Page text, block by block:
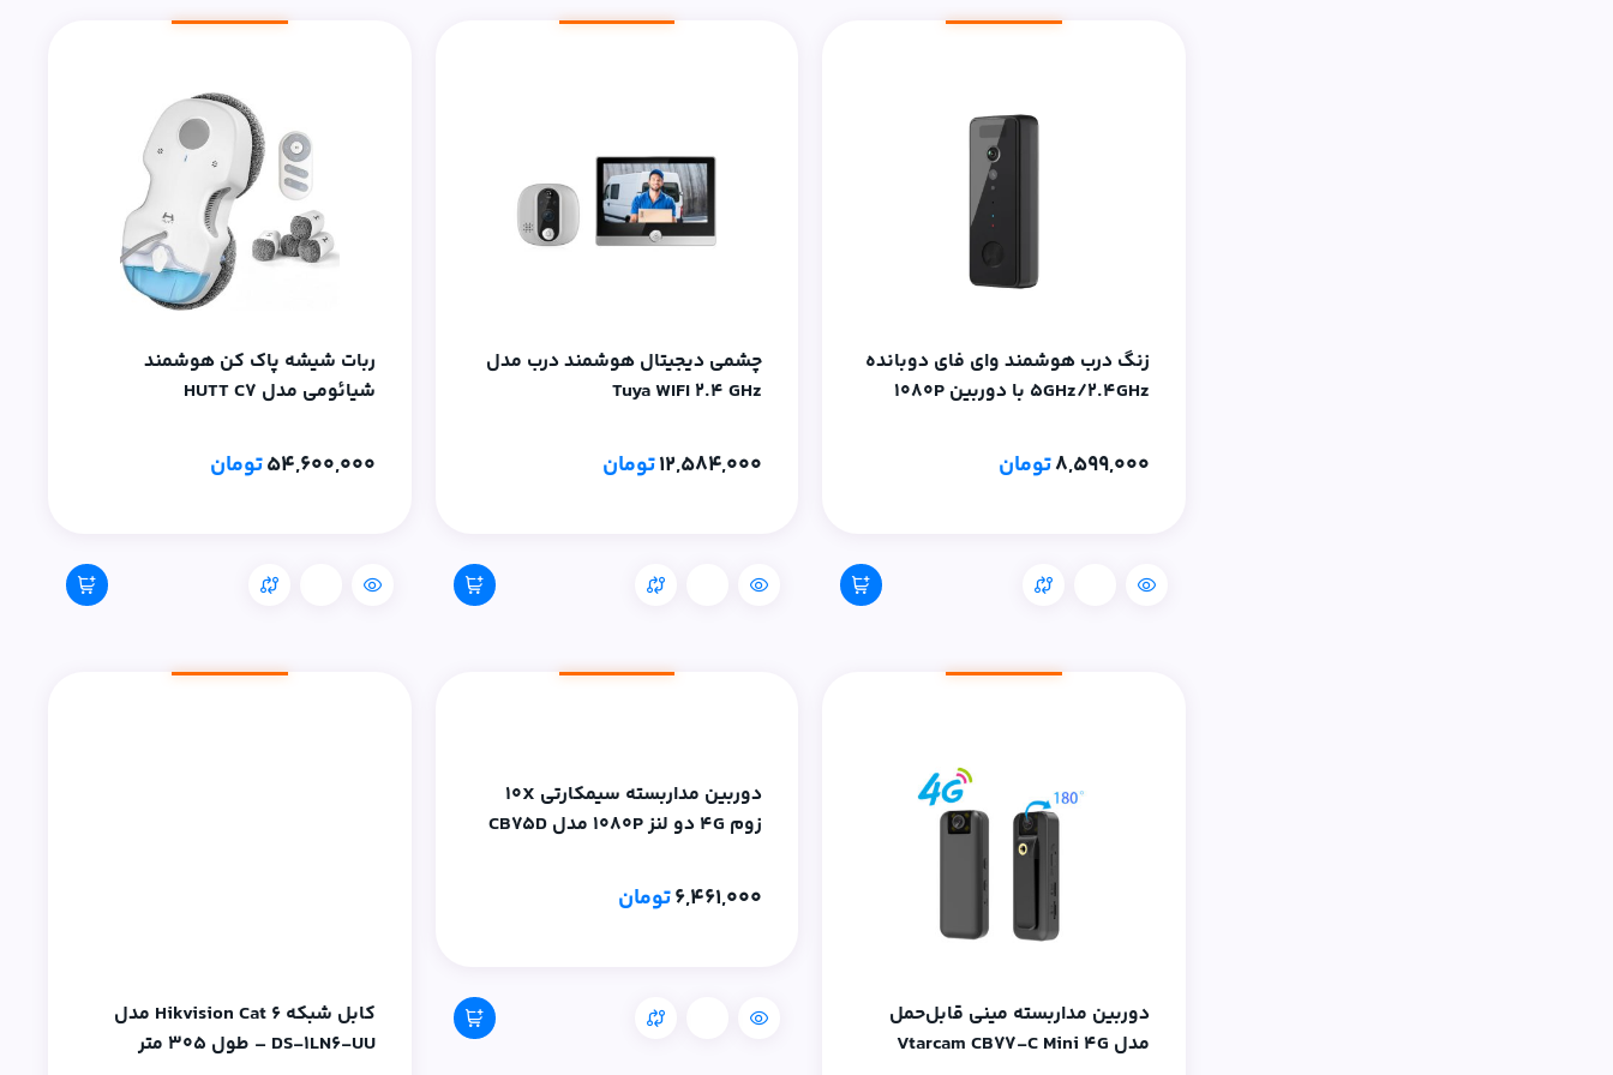
زنگ درب هوشمند وای‌ فای دوبانده
5GHz/2.4GHz با دوربین 1080P
8,599,000تومان
چشمی دیجیتال هوشمند درب مدل
Tuya WIFI 2.4 GHz
12,584,000تومان
ربات شیشه پاک کن هوشمند
شیائومی مدل HUTT C7
54,600,000تومان
دوربین مداربسته مینی قابل‌حمل
مدل Vtarcam CB77‑C Mini 4G
دوربین مداربسته سیمکارتی 10X
زوم 4G دو لنز 1080P مدل CB75D
اینترنت ایران
6,461,000تومان
کابل شبکه Hikvision Cat 6 مدل
DS-1LN6-UU – طول ۳۰۵ متر